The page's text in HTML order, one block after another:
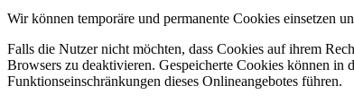
Wir können temporäre und permanente Cookies einsetzen
Falls die Nutzer nicht möchten, dass Cookies auf ihrem
Browsers zu deaktivieren. Gespeicherte Cookies können in
Funktionseinschränkungen dieses Onlineangebotes führen.